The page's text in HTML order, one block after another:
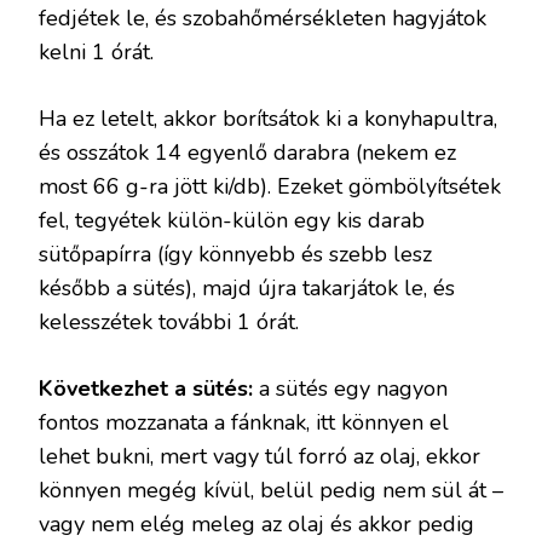
fedjétek le, és szobahőmérsékleten hagyjátok
kelni 1 órát.
Ha ez letelt, akkor borítsátok ki a konyhapultra,
és osszátok 14 egyenlő darabra (nekem ez
most 66 g-ra jött ki/db). Ezeket gömbölyítsétek
fel, tegyétek külön-külön egy kis darab
sütőpapírra (így könnyebb és szebb lesz
később a sütés), majd újra takarjátok le, és
kelesszétek további 1 órát.
Következhet a sütés: a sütés egy nagyon
fontos mozzanata a fánknak, itt könnyen el
lehet bukni, mert vagy túl forró az olaj, ekkor
könnyen megég kívül, belül pedig nem sül át –
vagy nem elég meleg az olaj és akkor pedig